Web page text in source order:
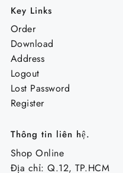
Key Links
Order
Download
Address
Logout
Lost Password
Register
Thông tin liên hệ.
Shop Online
Địa chỉ: Q.12, TP.HCM